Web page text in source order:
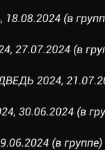
(в
27.07.2024 (в
2024,
30.06.2024 (в
(в группе)